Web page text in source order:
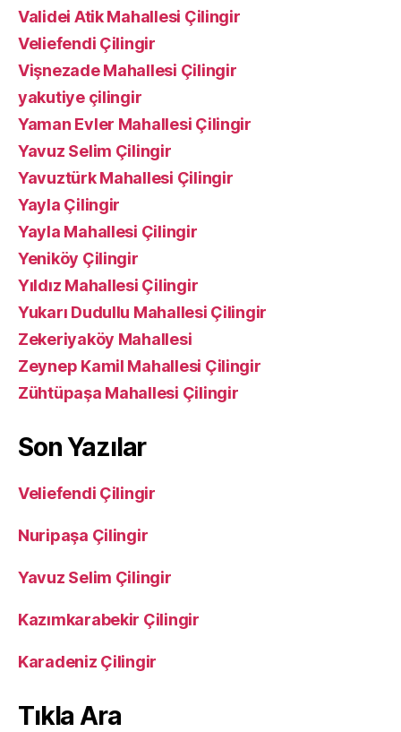
Validei Atik Mahallesi Çilingir
Veliefendi Çilingir
Vişnezade Mahallesi Çilingir
yakutiye çilingir
Yaman Evler Mahallesi Çilingir
Yavuz Selim Çilingir
Yavuztürk Mahallesi Çilingir
Yayla Çilingir
Yayla Mahallesi Çilingir
Yeniköy Çilingir
Yıldız Mahallesi Çilingir
Yukarı Dudullu Mahallesi Çilingir
Zekeriyaköy Mahallesi
Zeynep Kamil Mahallesi Çilingir
Zühtüpaşa Mahallesi Çilingir
Son Yazılar
Veliefendi Çilingir
Nuripaşa Çilingir
Yavuz Selim Çilingir
Kazımkarabekir Çilingir
Karadeniz Çilingir
Tıkla Ara